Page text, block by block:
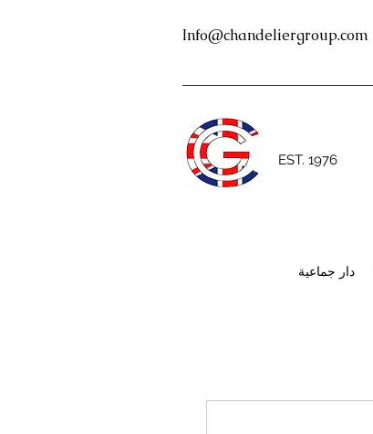
Info@chandeliergroup.com
EST. 1976
دار جماعية